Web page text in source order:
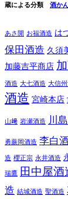
蔵による分類 酒か
あさ開 お福酒造 は
保田酒造 久須
加藤吉平商店
酒造 大七酒造 大信
酒造 宮崎本店
山﨑 岩瀬酒造 川
勇蕨岡酒造 李白
造 櫻正宗 永井酒造
瑞鷹 田中屋酒
造 結城酒造 聖酒造